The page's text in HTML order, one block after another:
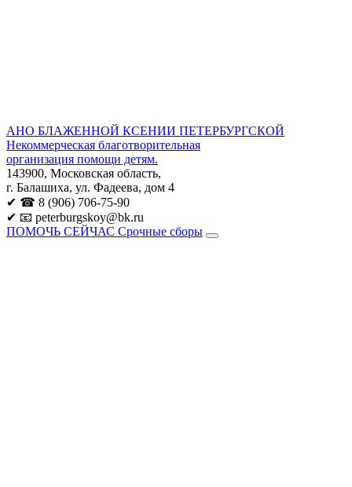
АНО БЛАЖЕННОЙ КСЕНИИ ПЕТЕРБУРГСКОЙ
Некоммерческая благотворительная
организация помощи детям.
143900, Московская область,
г. Балашиха, ул. Фадеева, дом 4
✔ ☎ 8 (906) 706-75-90
✔ 📧 peterburgskoy@bk.ru
ПОМОЧЬ СЕЙЧАС Срочные сборы